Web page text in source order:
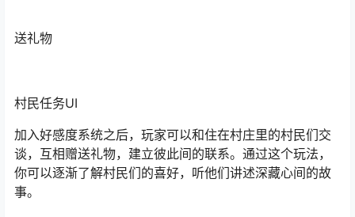
送礼物
村民任务UI
加入好感度系统之后，玩家可以和住在村庄里的村民们交
谈，互相赠送礼物，建立彼此间的联系。通过这个玩法，
你可以逐渐了解村民们的喜好，听他们讲述深藏心间的故
事。